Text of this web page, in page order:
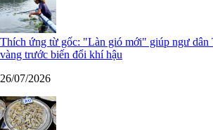
Thích ứng từ gốc: "Làn gió mới" giúp ngư dân
vàng trước biến đổi khí hậu
26/07/2026